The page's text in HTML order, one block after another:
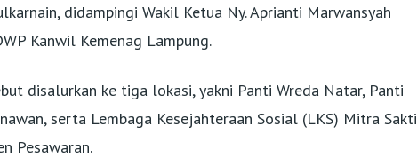
didampingi Wakil Ketua Ny. Aprianti Marwansyah
Kanwil Kemenag Lampung.
disalurkan ke tiga lokasi, yakni Panti Wreda Natar, Panti
serta Lembaga Kesejahteraan Sosial (LKS) Mitra Sakti
Pesawaran.